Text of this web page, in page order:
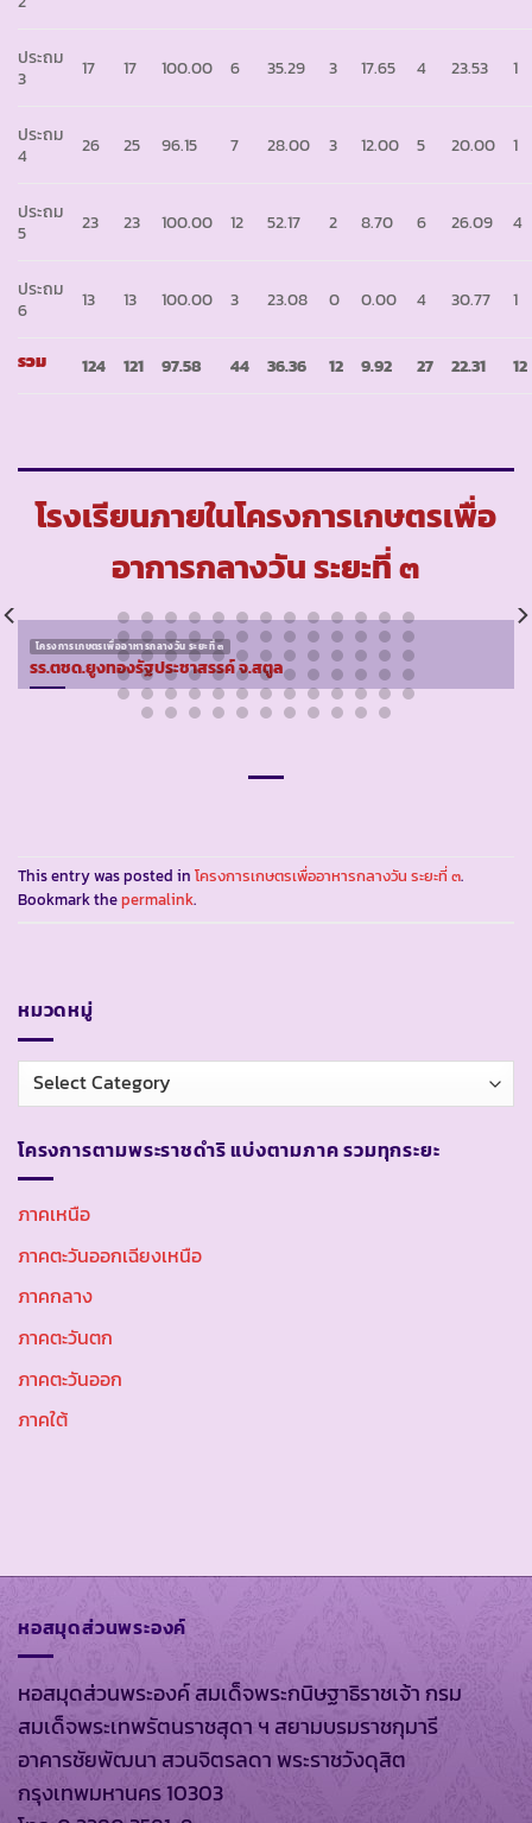
ประถม
3
17 17 100.00 6 35.29 3 17.65 4 23.53 1
ประถม
4
26 25 96.15 7 28.00 3 12.00 5 20.00 1
ประถม
5
23 23 100.00 12 52.17 2 8.70 6 26.09 4
ประถม
6
13 13 100.00 3 23.08 0 0.00 4 30.77 1
รวม 124 121 97.58 44 36.36 12 9.92 27 22.31 12
โรงเรียนภายในโครงการเกษตรเพื่อ
อาการกลางวัน ระยะที่ ๓
โครงการเกษตรเพื่ออาหารกลางวัน ระยะที่ ๓
รร.ตชด.ยูงทองรัฐประชาสรรค์ จ.สตูล
This entry was posted in โครงการเกษตรเพื่ออาหารกลางวัน ระยะที่ ๓.
Bookmark thepermalink.
หมวดหมู่
หมวด
หมู่
โครงการตามพระราชดำริ แบ่งตามภาค รวมทุกระยะ
ภาคเหนือ
ภาคตะวันออกเฉียงเหนือ
ภาคกลาง
ภาคตะวันตก
ภาคตะวันออก
ภาคใต้
หอสมุดส่วนพระองค์
หอสมุดส่วนพระองค์ สมเด็จพระกนิษฐาธิราชเจ้า กรม
สมเด็จพระเทพรัตนราชสุดา ฯ สยามบรมราชกุมารี
อาคารชัยพัฒนา สวนจิตรลดา พระราชวังดุสิต
กรุงเทพมหานคร 10303